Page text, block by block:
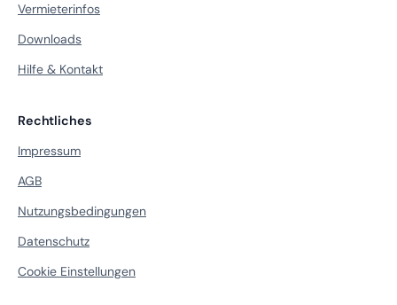
Vermieterinfos
Downloads
Hilfe & Kontakt
Rechtliches
Impressum
AGB
Nutzungsbedingungen
Datenschutz
Cookie Einstellungen